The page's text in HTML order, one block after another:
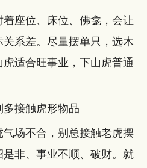
座位、床位、佛龛，会让
系差。尽量摆单只，选木
适合旺事业，下山虎普通
接触虎形物品
场不合，别总接触老虎摆
非、事业不顺、破财。就